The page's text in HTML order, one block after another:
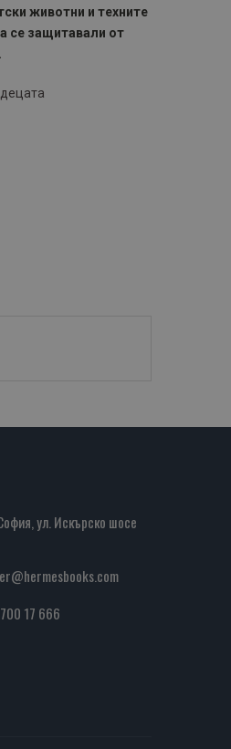
животни и техните
се защитавали от
ул. Искърско шосе
17 666